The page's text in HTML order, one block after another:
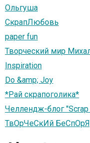
Ольгуша
СкрапЛюбовь
paper fun
Творческий мир
Inspiration
Do &amp; Joy
*Рай скрапоголика*
Челлендж-блог "Scrap
ТвОрЧеСкИй